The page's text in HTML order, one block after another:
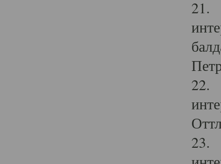
21.
22.
23.